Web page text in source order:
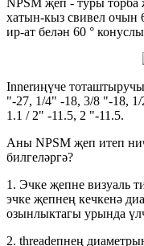
хатын-кыз свивел очын
ир-ат белән 60 °
Innerиңүче
"-27, 1/4" -18, 3/8 "-18,
1.1 / 2" -11.5, 2 "-11.5.
Аны NPSM җеп итеп
билгеләргә?
1. Эчке җепне визуаль
эчке җепнең кечкенә
озынлыктагы урында
2. threadепнең